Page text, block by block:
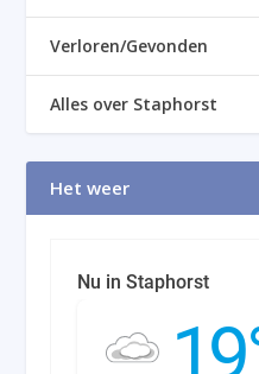
Verloren/Gevonden
Alles over Staphorst
Het weer